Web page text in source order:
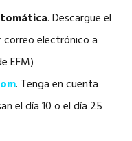
. Descargue el
electrónico a
EFM)
. Tenga en cuenta
el día 10 o el día 25